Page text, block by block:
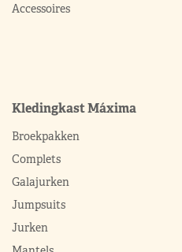
Accessoires
Kledingkast Máxima
Broekpakken
Complets
Galajurken
Jumpsuits
Jurken